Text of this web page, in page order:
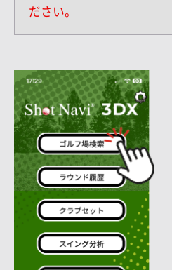
ださい。